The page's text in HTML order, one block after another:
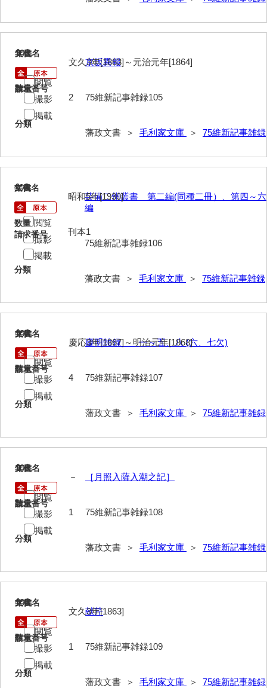
63馬関戦争一件
65接幕一件
66四境戦争一件
68諸隊一件
69年度別史料
71藩臣日記
72他藩人日記
73藩臣履歴
74他藩人履歴
77維新史料
80詩歌文章類
*2幕府
*5家臣
*8法制
*11軍事
105
文書名
京坂異報
請求番号
75維新記事雑録105
分類
藩政文書 ＞ 毛利家文庫 ＞ 75維新記事雑録
年代
文久3年[1863]～元治元年[1864]
数量
2
閲覧
撮影
掲載
106
文書名
芸備二州叢書 第二編(同種二冊）、第四～六
編
請求番号
75維新記事雑録106
分類
藩政文書 ＞ 毛利家文庫 ＞ 75維新記事雑録
年代
昭和5年[1930]
数量
刊本1
閲覧
撮影
掲載
107
文書名
慶明雑録 一～五、八 (六、七欠)
請求番号
75維新記事雑録107
分類
藩政文書 ＞ 毛利家文庫 ＞ 75維新記事雑録
年代
慶応3年[1867]～明治元年[1868]
数量
4
閲覧
撮影
掲載
108
文書名
［月照入薩入潮之記］
請求番号
75維新記事雑録108
分類
藩政文書 ＞ 毛利家文庫 ＞ 75維新記事雑録
年代
－
数量
1
閲覧
撮影
掲載
109
文書名
献芹
請求番号
75維新記事雑録109
分類
藩政文書 ＞ 毛利家文庫 ＞ 75維新記事雑録
年代
文久3年[1863]
数量
1
閲覧
撮影
掲載